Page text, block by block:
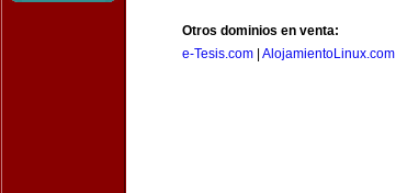
Otros dominios en venta:
e-Tesis.com AlojamientoLinux.com